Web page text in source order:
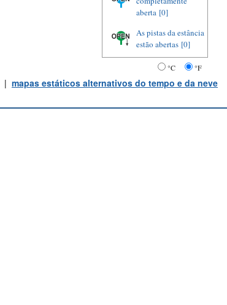
aberta [0]
As pistas da estância
estão abertas [0]
°C °F
| mapas estáticos alternativos do tempo e da neve